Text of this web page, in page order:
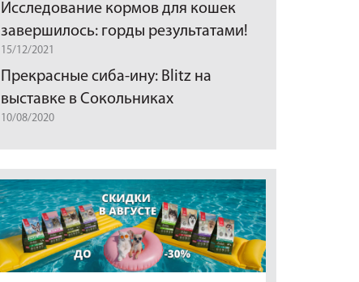
Исследование кормов для кошек
завершилось: горды результатами!
15/12/2021
Прекрасные сиба-ину: Blitz на
выставке в Сокольниках
10/08/2020